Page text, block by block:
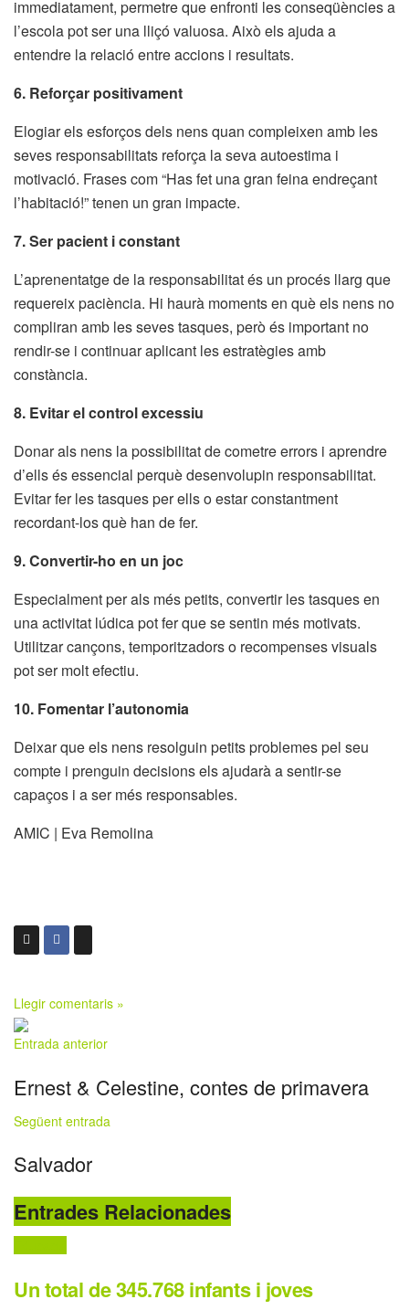
immediatament, permetre que enfronti les conseqüències a
l’escola pot ser una lliçó valuosa. Això els ajuda a
entendre la relació entre accions i resultats.
6. Reforçar positivament
Elogiar els esforços dels nens quan compleixen amb les
seves responsabilitats reforça la seva autoestima i
motivació. Frases com “Has fet una gran feina endreçant
l’habitació!” tenen un gran impacte.
7. Ser pacient i constant
L’aprenentatge de la responsabilitat és un procés llarg que
requereix paciència. Hi haurà moments en què els nens no
compliran amb les seves tasques, però és important no
rendir-se i continuar aplicant les estratègies amb
constància.
8. Evitar el control excessiu
Donar als nens la possibilitat de cometre errors i aprendre
d’ells és essencial perquè desenvolupin responsabilitat.
Evitar fer les tasques per ells o estar constantment
recordant-los què han de fer.
9. Convertir-ho en un joc
Especialment per als més petits, convertir les tasques en
una activitat lúdica pot fer que se sentin més motivats.
Utilitzar cançons, temporitzadors o recompenses visuals
pot ser molt efectiu.
10. Fomentar l’autonomia
Deixar que els nens resolguin petits problemes pel seu
compte i prenguin decisions els ajudarà a sentir-se
capaços i a ser més responsables.
AMIC | Eva Remolina
Llegir comentaris »
Entrada anterior
Ernest & Celestine, contes de primavera
Següent entrada
Salvador
Entrades Relacionades
Un total de 345.768 infants i joves